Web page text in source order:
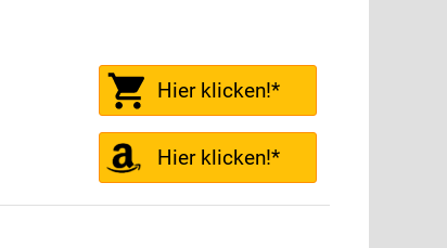
Hier klicken!*
Hier klicken!*